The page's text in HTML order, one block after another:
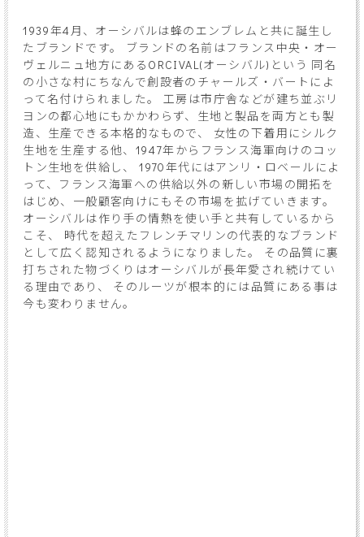
1939年4月、オーシバルは蜂のエンブレムと共に誕生し
たブランドです。 ブランドの名前はフランス中央・オー
ヴェルニュ地方にあるORCIVAL(オーシバル)という 同名
の小さな村にちなんで創設者のチャールズ・バートによ
って名付けられました。 工房は市庁舎などが建ち並ぶリ
ヨンの都心地にもかかわらず、生地と製品を両方とも製
造、生産できる本格的なもので、 女性の下着用にシルク
生地を生産する他、1947年からフランス海軍向けのコッ
トン生地を供給し、 1970年代にはアンリ・ロベールによ
って、フランス海軍への供給以外の新しい市場の開拓を
はじめ、一般顧客向けにもその市場を拡げていきます。
オーシバルは作り手の情熱を使い手と共有しているから
こそ、 時代を超えたフレンチマリンの代表的なブランド
として広く認知されるようになりました。 その品質に裏
打ちされた物づくりはオーシバルが長年愛され続けてい
る理由であり、 そのルーツが根本的には品質にある事は
今も変わりません。